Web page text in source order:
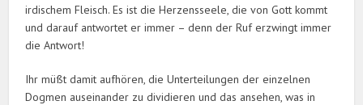
irdischem Fleisch. Es ist die Herzensseele, die von Gott kommt
und darauf antwortet er immer – denn der Ruf erzwingt immer
die Antwort!
Ihr müßt damit aufhören, die Unterteilungen der einzelnen
Dogmen auseinander zu dividieren und das ansehen, was in